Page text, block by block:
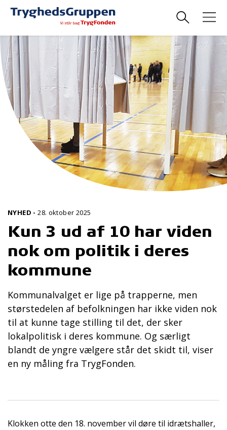
NYHED -28. oktober 2025
Kun 3 ud af 10 har viden
nok om politik i deres
kommune
Kommunalvalget er lige på trapperne, men
størstedelen af befolkningen har ikke viden nok
til at kunne tage stilling til det, der sker
lokalpolitisk i deres kommune. Og særligt
blandt de yngre vælgere står det skidt til, viser
en ny måling fra TrygFonden.
Klokken otte den 18. november vil døre til idrætshaller,